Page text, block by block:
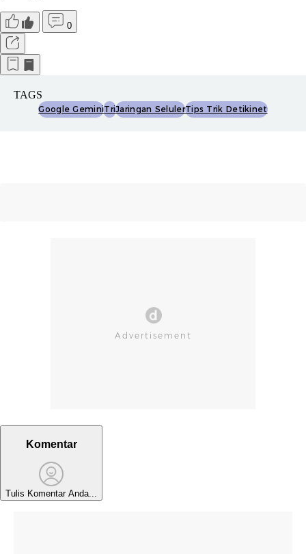
0
TAGS
Google GeminiTriJaringan SelulerTips Trik Detikinet
Komentar
Tulis Komentar Anda...